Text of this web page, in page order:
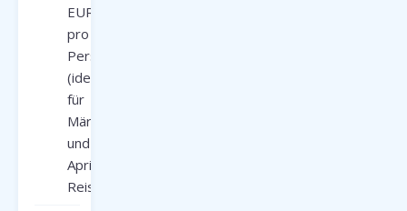
EUR
pro
Person
(ideal
für
März-
und
April-
Reisen)